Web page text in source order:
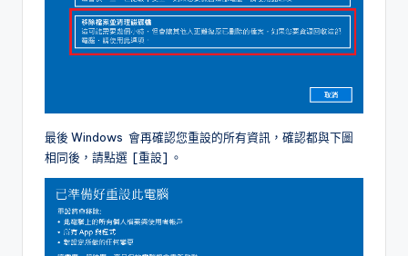
最後 Windows 會再確認您重設的所有資訊，確認都與下圖
相同後，請點選 [重設] 。